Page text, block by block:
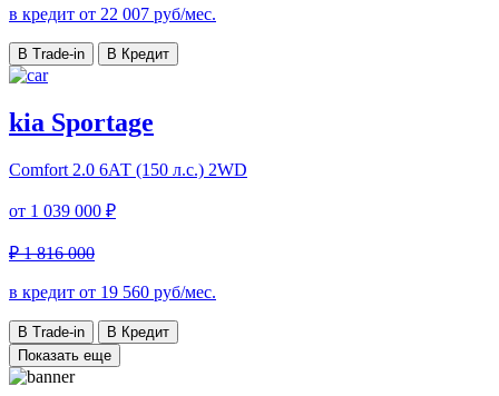
в кредит от 22 007 руб/мес.
В Trade-in В Кредит
kia Sportage
Comfort 2.0 6АТ (150 л.с.) 2WD
от 1 039 000 ₽
₽ 1 816 000
в кредит от 19 560 руб/мес.
В Trade-in
В Кредит
Показать еще